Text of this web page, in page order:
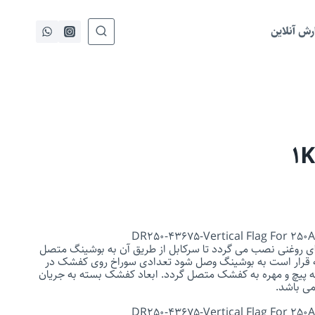
آنلاین
DR250-43675-Vertical Flag For
روغنی نصب می گردد تا سرکابل از طریق آن به بوشینگ متصل
که قرار است به بوشینگ وصل شود تعدادی سوراخ روی کفشک در
پیچ و مهره به کفشک متصل گردد. ابعاد کفشک بسته به جریان
باشد.